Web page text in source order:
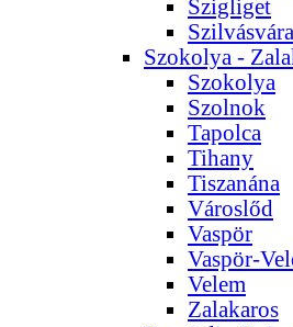
Szigliget
Szokolya -
Szokolya
Szolnok
Tapolca
Tihany
Tiszanána
Városlőd
Vaspör
Vaspör-
Velem
Zalakaros